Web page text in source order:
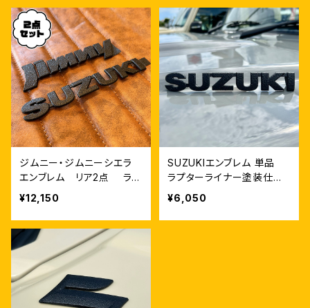
ジムニー・ジムニーシエラ
エンブレム リア2点 ラプ
ターライナー仕上げ
¥12,150
SUZUKIエンブレム 単品
ラプターライナー塗装仕上
げ
¥6,050